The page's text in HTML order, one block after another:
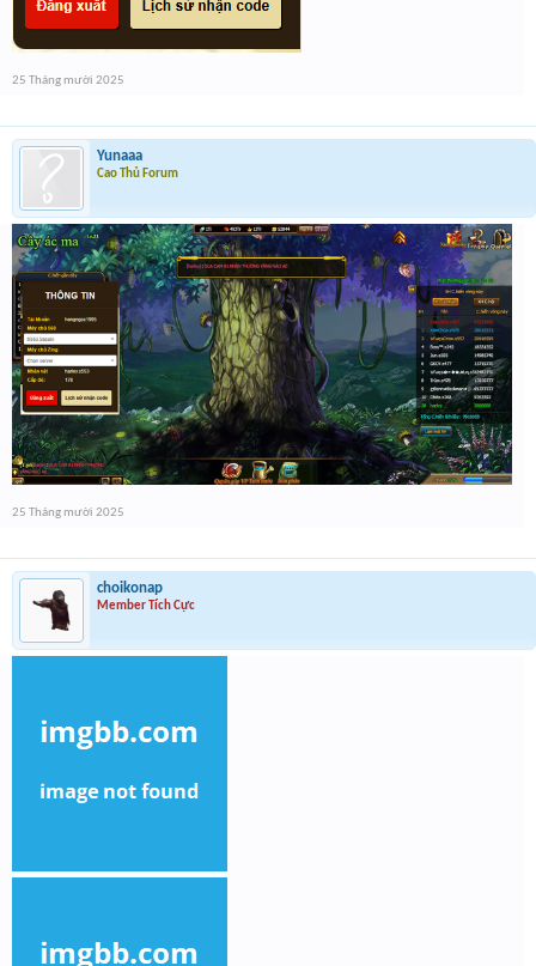
25 Tháng mười 2025
Yunaaa
Cao Thủ Forum
25 Tháng mười 2025
choikonap
Member Tích Cực